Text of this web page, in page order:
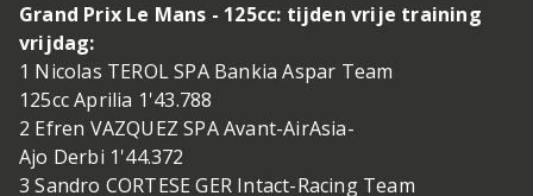
Grand Prix Le Mans - 125cc: tijden vrije training
vrijdag:
1 Nicolas TEROL SPA Bankia Aspar Team
125cc Aprilia 1'43.788
2 Efren VAZQUEZ SPA Avant-AirAsia-
Ajo Derbi 1'44.372
3 Sandro CORTESE GER Intact-Racing Team